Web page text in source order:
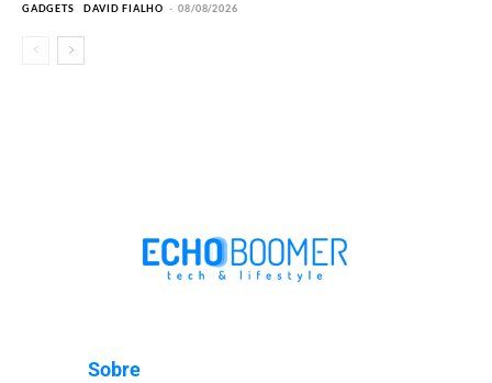
GADGETS DAVID FIALHO - 08/08/2026
Sobre